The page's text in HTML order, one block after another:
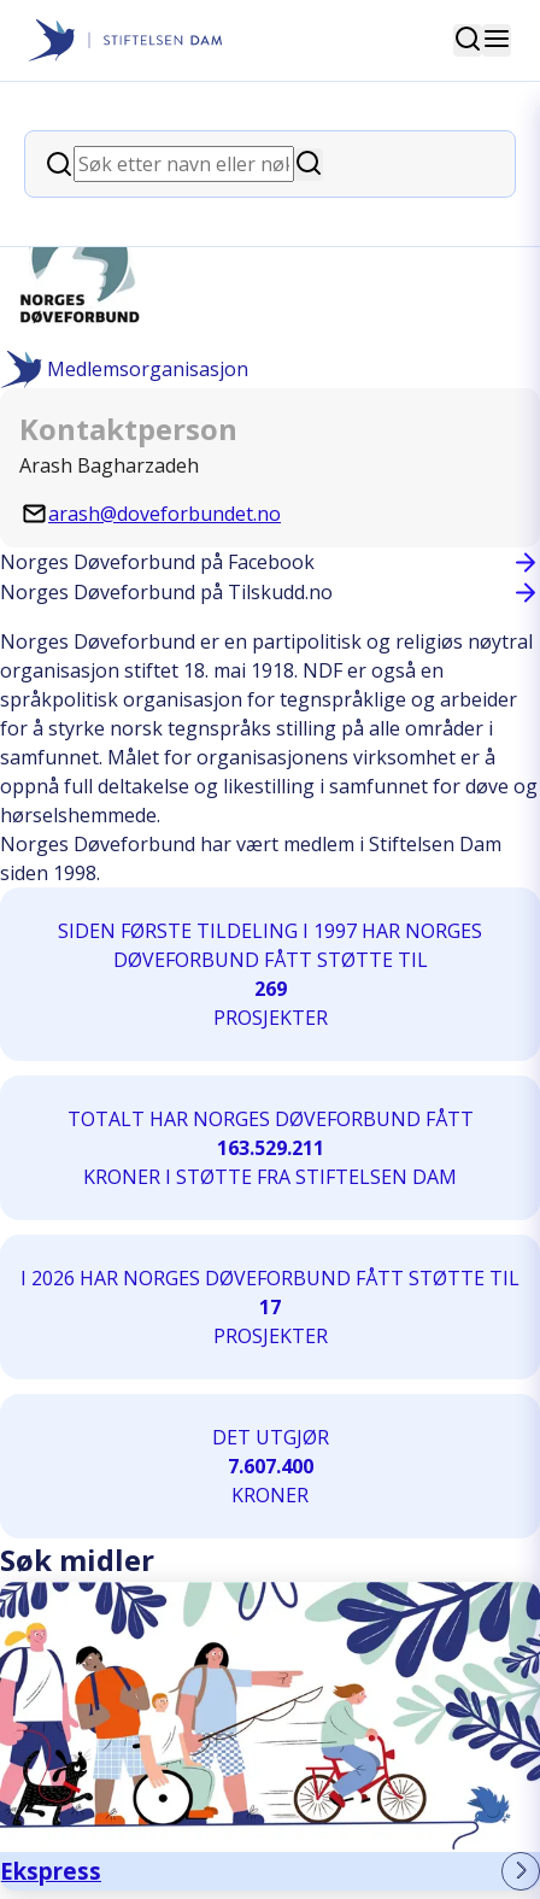
Stiftelsen Dam
Søk
Søk
Søk
back
Norges Døveforbund
Medlemsorganisasjon
Norges Døveforbund på Facebook
Norges Døveforbund på Tilskudd.no
Norges Døveforbund er en partipolitisk og religiøs nøytral
organisasjon stiftet 18. mai 1918. NDF er også en
språkpolitisk organisasjon for tegnspråklige og arbeider
for å styrke norsk tegnspråks stilling på alle områder i
samfunnet. Målet for organisasjonens virksomhet er å
oppnå full deltakelse og likestilling i samfunnet for døve og
hørselshemmede.
Norges Døveforbund har vært medlem i Stiftelsen Dam
siden 1998.
SIDEN FØRSTE TILDELING I 1997 HAR NORGES
DØVEFORBUND FÅTT STØTTE TIL
269
PROSJEKTER
TOTALT HAR NORGES DØVEFORBUND FÅTT
163.529.211
KRONER I STØTTE FRA STIFTELSEN DAM
I 2026 HAR NORGES DØVEFORBUND FÅTT STØTTE TIL
17
PROSJEKTER
DET UTGJØR
7.607.400
KRONER
Kontaktperson
Arash Bagharzadeh
arash@doveforbundet.no
Søk midler
Ekspress